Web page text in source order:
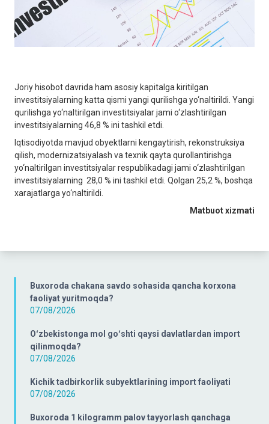
Buxoroda chakana savdo sohasida qancha korxona
faoliyat yuritmoqda?
07/08/2026
Oʻzbekistonga mol goʻshti qaysi davlatlardan import
qilinmoqda?
07/08/2026
Kichik tadbirkorlik subyektlarining import faoliyati
07/08/2026
Buxoroda 1 kilogramm palov tayyorlash qanchaga
Joriy hisobot davrida ham asosiy kapitalga kiritilgan
investitsiyalarning katta qismi yangi qurilishga yo‘naltirildi. Yangi
qurilishga yo‘naltirilgan investitsiyalar jami o‘zlashtirilgan
investitsiyalarning 46,8 % ini tashkil etdi.
Iqtisodiyotda mavjud obyektlarni kengaytirish, rekonstruksiya
qilish, modernizatsiyalash va texnik qayta qurollantirishga
yo‘naltirilgan investitsiyalar respublikadagi jami o‘zlashtirilgan
investitsiyalarning 28,0 % ini tashkil etdi. Qolgan 25,2 %, boshqa
xarajatlarga yo‘naltirildi.
Matbuot xizmati